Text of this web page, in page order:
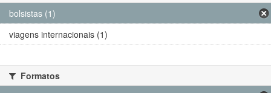
bolsistas (1)
viagens internacionais (1)
Formatos